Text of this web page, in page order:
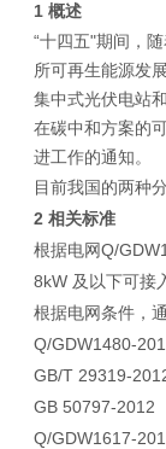
1 概述
“十四五"期间，
所可再生能源发
集中式光伏电站
在碳中和方案的
进工作的通知。
目前我国的两种
2 相关标准
根据电网Q/
8kW 及以下可接
根据电网条件，
Q/GDW1480-
GB/T 29319-
GB 50797-2012
Q/GDW1617-